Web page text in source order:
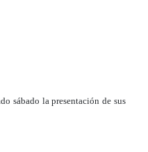
sábado la presentación de sus